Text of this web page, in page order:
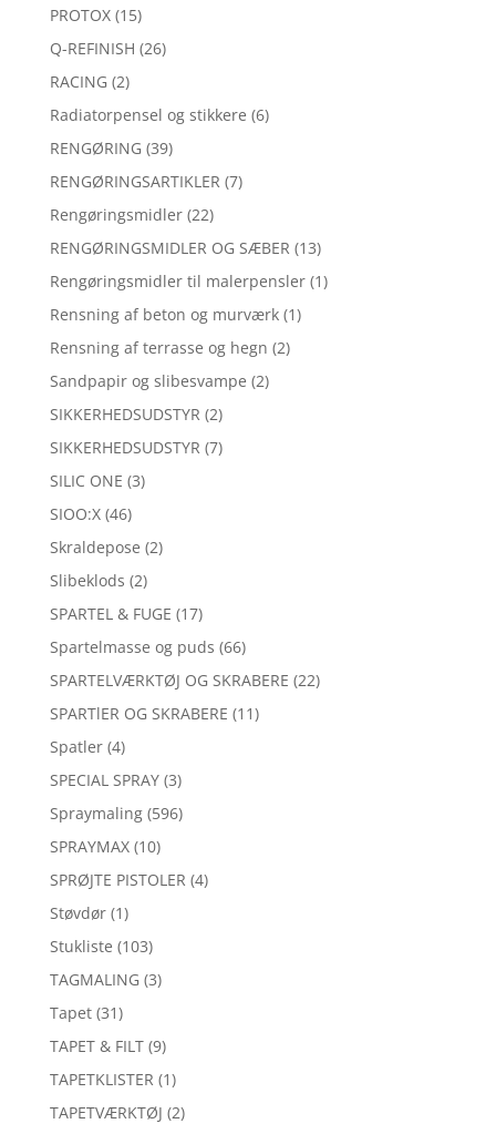
PROTOX (15)
Q-REFINISH (26)
RACING (2)
Radiatorpensel og stikkere (6)
RENGØRING (39)
RENGØRINGSARTIKLER (7)
Rengøringsmidler (22)
RENGØRINGSMIDLER OG SÆBER (13)
Rengøringsmidler til malerpensler (1)
Rensning af beton og murværk (1)
Rensning af terrasse og hegn (2)
Sandpapir og slibesvampe (2)
SIKKERHEDSUDSTYR (2)
SIKKERHEDSUDSTYR (7)
SILIC ONE (3)
SIOO:X (46)
Skraldepose (2)
Slibeklods (2)
SPARTEL & FUGE (17)
Spartelmasse og puds (66)
SPARTELVÆRKTØJ OG SKRABERE (22)
SPARTlER OG SKRABERE (11)
Spatler (4)
SPECIAL SPRAY (3)
Spraymaling (596)
SPRAYMAX (10)
SPRØJTE PISTOLER (4)
Støvdør (1)
Stukliste (103)
TAGMALING (3)
Tapet (31)
TAPET & FILT (9)
TAPETKLISTER (1)
TAPETVÆRKTØJ (2)